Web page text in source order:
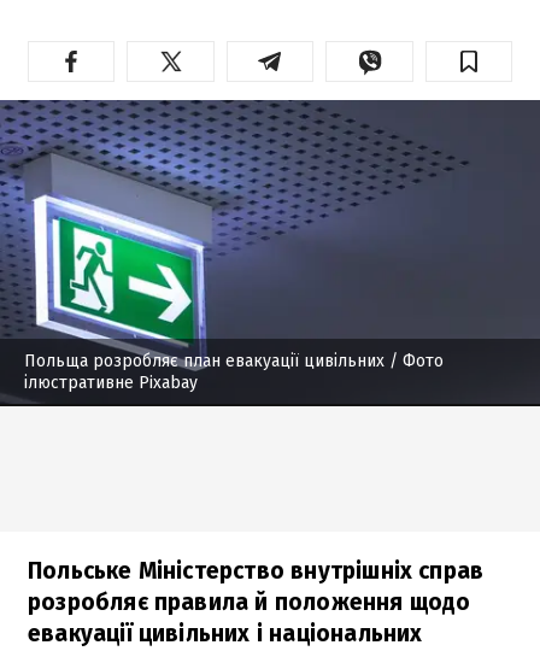
Польща розробляє план евакуації цивільних / Фото
ілюстративне Pixabay
Польське Міністерство внутрішніх справ
розробляє правила й положення щодо
евакуації цивільних і національних